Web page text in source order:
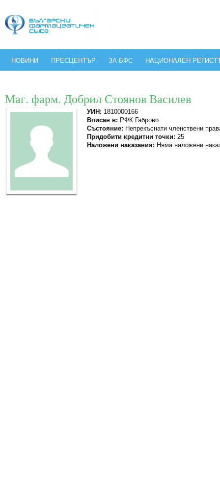
НОВИНИ ПРЕСЦЕНТЪР ЗА БФС НАЦИОНАЛЕН
Маг. фарм. Добрил Стоянов Василев
УИН: 1810000166
Вписан в: РФК Габрово
Състояние: Непрекъснати членствени
Придобити кредитни точки: 25
Наложени наказания: Няма наложени